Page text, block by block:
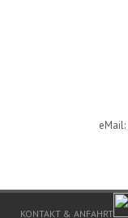
eMail:
KONTAKT & ANFAHRT